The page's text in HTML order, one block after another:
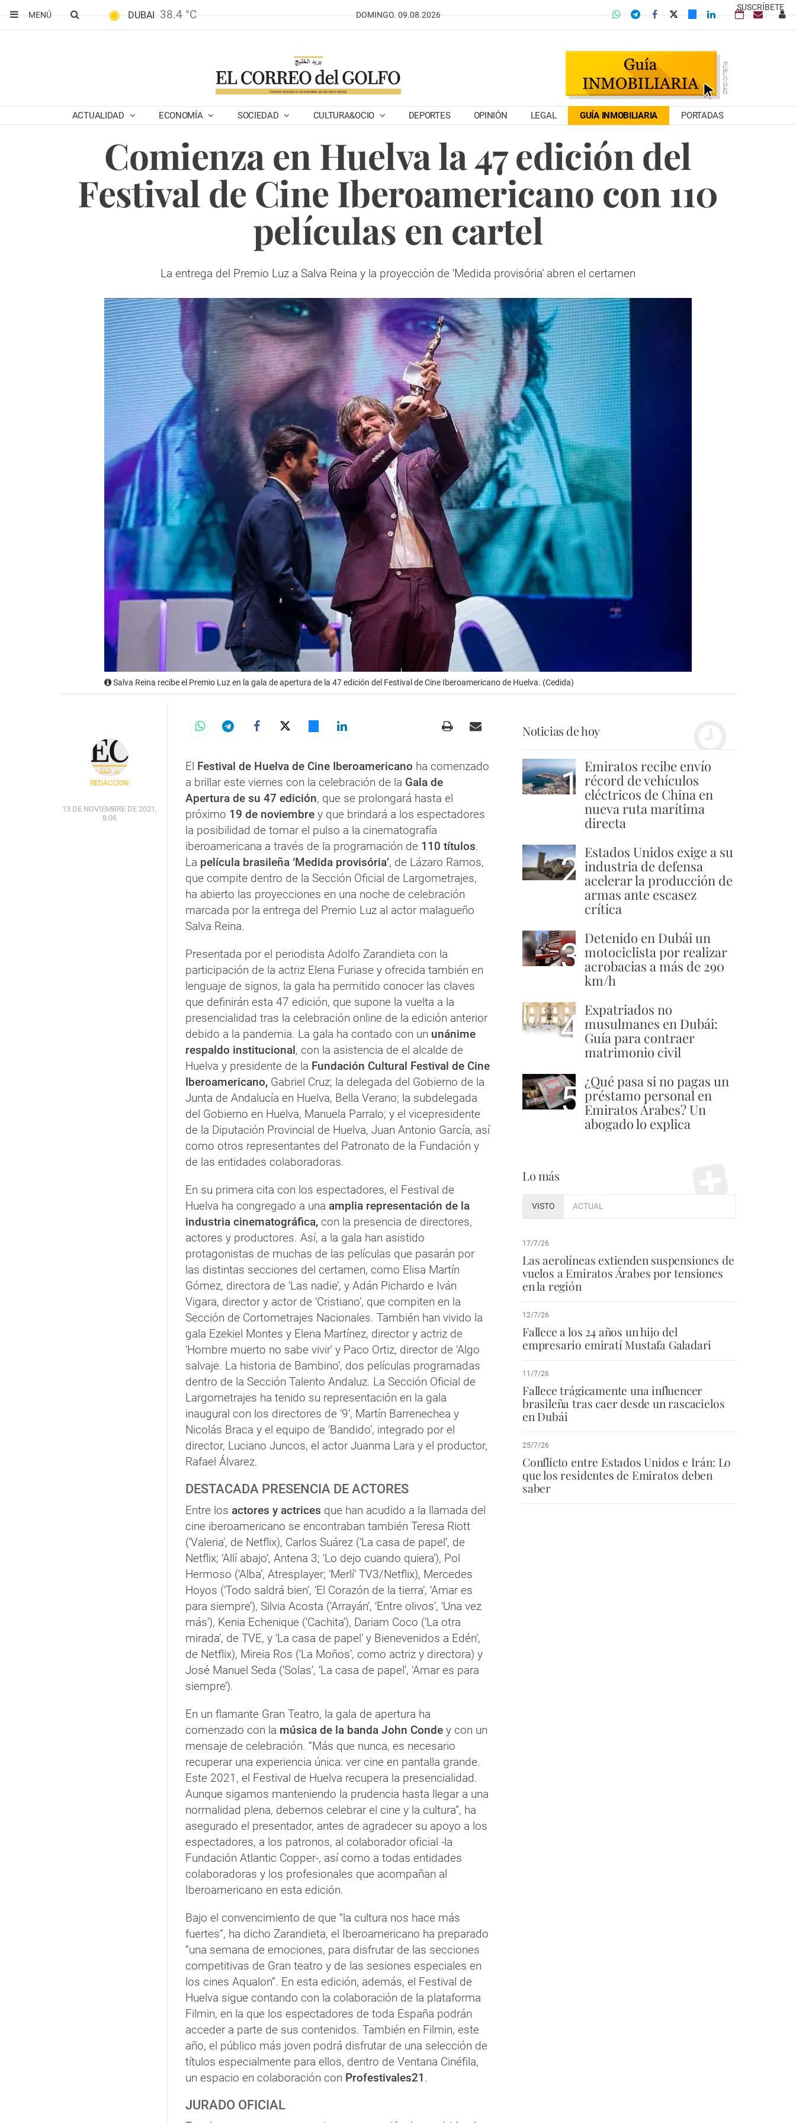
SUSCRÍBETE
MENÚ
DUBAI 38.4 °C DOMINGO. 09.08.2026
ACTUALIDAD ECONOMÍA SOCIEDAD CULTURA&OCIO DEPORTES OPINIÓN LEGAL GUÍA INMOBILIARIA PORTADAS
Comienza en Huelva la 47 edición del
Festival de Cine Iberoamericano con 110
películas en cartel
La entrega del Premio Luz a Salva Reina y la proyección de ‘Medida provisória’ abren el certamen
Salva Reina recibe el Premio Luz en la gala de apertura de la 47 edición del Festival de Cine Iberoamericano de Huelva. (Cedida)
REDACCIÓN
13 DE NOVIEMBRE DE 2021,
8:06
El Festival de Huelva de Cine Iberoamericano ha comenzado
a brillar este viernes con la celebración de la Gala de
Apertura de su 47 edición, que se prolongará hasta el
próximo 19 de noviembre y que brindará a los espectadores
la posibilidad de tomar el pulso a la cinematografía
iberoamericana a través de la programación de 110 títulos.
La película brasileña ‘Medida provisória’, de Lázaro Ramos,
que compite dentro de la Sección Oficial de Largometrajes,
ha abierto las proyecciones en una noche de celebración
marcada por la entrega del Premio Luz al actor malagueño
Salva Reina.
Presentada por el periodista Adolfo Zarandieta con la
participación de la actriz Elena Furiase y ofrecida también en
lenguaje de signos, la gala ha permitido conocer las claves
que definirán esta 47 edición, que supone la vuelta a la
presencialidad tras la celebración online de la edición anterior
debido a la pandemia. La gala ha contado con un unánime
respaldo institucional, con la asistencia de el alcalde de
Huelva y presidente de la Fundación Cultural Festival de Cine
Iberoamericano, Gabriel Cruz; la delegada del Gobierno de la
Junta de Andalucía en Huelva, Bella Verano; la subdelegada
del Gobierno en Huelva, Manuela Parralo; y el vicepresidente
de la Diputación Provincial de Huelva, Juan Antonio García, así
como otros representantes del Patronato de la Fundación y
de las entidades colaboradoras.
En su primera cita con los espectadores, el Festival de
Huelva ha congregado a una amplia representación de la
industria cinematográfica, con la presencia de directores,
actores y productores. Así, a la gala han asistido
protagonistas de muchas de las películas que pasarán por
las distintas secciones del certamen, como Elisa Martín
Gómez, directora de ‘Las nadie’, y Adán Pichardo e Iván
Vigara, director y actor de ‘Cristiano’, que compiten en la
Sección de Cortometrajes Nacionales. También han vivido la
gala Ezekiel Montes y Elena Martínez, director y actriz de
‘Hombre muerto no sabe vivir’ y Paco Ortiz, director de ‘Algo
salvaje. La historia de Bambino’, dos películas programadas
dentro de la Sección Talento Andaluz. La Sección Oficial de
Largometrajes ha tenido su representación en la gala
inaugural con los directores de ‘9’, Martín Barrenechea y
Nicolás Braca y el equipo de ‘Bandido’, integrado por el
director, Luciano Juncos, el actor Juanma Lara y el productor,
Rafael Álvarez.
DESTACADA PRESENCIA DE ACTORES
Entre los actores y actrices que han acudido a la llamada del
cine iberoamericano se encontraban también Teresa Riott
(‘Valeria’, de Netflix), Carlos Suárez (‘La casa de papel’, de
Netflix; ‘Allí abajo’, Antena 3; ‘Lo dejo cuando quiera’), Pol
Hermoso (‘Alba’, Atresplayer; ‘Merlí’ TV3/Netflix), Mercedes
Hoyos (‘Todo saldrá bien’, ‘El Corazón de la tierra’, ‘Amar es
para siempre’), Silvia Acosta (‘Arrayán’, ‘Entre olivos’, ‘Una vez
más’), Kenia Echenique (‘Cachita’), Dariam Coco (‘La otra
mirada’, de TVE, y ‘La casa de papel’ y Bienevenidos a Edén’,
de Netflix), Mireia Ros (‘La Moños’, como actriz y directora) y
José Manuel Seda (‘Solas’, ‘La casa de papel’, ‘Amar es para
siempre’).
En un flamante Gran Teatro, la gala de apertura ha
comenzado con la música de la banda John Conde y con un
mensaje de celebración. “Más que nunca, es necesario
recuperar una experiencia única: ver cine en pantalla grande.
Este 2021, el Festival de Huelva recupera la presencialidad.
Aunque sigamos manteniendo la prudencia hasta llegar a una
normalidad plena, debemos celebrar el cine y la cultura”, ha
asegurado el presentador, antes de agradecer su apoyo a los
espectadores, a los patronos, al colaborador oficial -la
Fundación Atlantic Copper-, así como a todas entidades
colaboradoras y los profesionales que acompañan al
Iberoamericano en esta edición.
Bajo el convencimiento de que “la cultura nos hace más
fuertes”, ha dicho Zarandieta, el Iberoamericano ha preparado
“una semana de emociones, para disfrutar de las secciones
competitivas de Gran teatro y de las sesiones especiales en
los cines Aqualon”. En esta edición, además, el Festival de
Huelva sigue contando con la colaboración de la plataforma
Filmin, en la que los espectadores de toda España podrán
acceder a parte de sus contenidos. También en Filmin, este
año, el público más joven podrá disfrutar de una selección de
títulos especialmente para ellos, dentro de Ventana Cinéfila,
un espacio en colaboración con Profestivales21 .
JURADO OFICIAL
Noticias de hoy
1 Emiratos recibe envío
récord de vehículos
eléctricos de China en
nueva ruta marítima
directa
2 Estados Unidos exige a su
industria de defensa
acelerar la producción de
armas ante escasez
crítica
3 Detenido en Dubái un
motociclista por realizar
acrobacias a más de 290
km/h
4 Expatriados no
musulmanes en Dubái:
Guía para contraer
matrimonio civil
5 ¿Qué pasa si no pagas un
préstamo personal en
Emiratos Árabes? Un
abogado lo explica
Lo más
VISTO ACTUAL
17/7/26
Las aerolíneas extienden suspensiones de
vuelos a Emiratos Árabes por tensiones
en la región
12/7/26
Fallece a los 24 años un hijo del
empresario emiratí Mustafa Galadari
11/7/26
Fallece trágicamente una influencer
brasileña tras caer desde un rascacielos
en Dubái
25/7/26
Conflicto entre Estados Unidos e Irán: Lo
que los residentes de Emiratos deben
saber